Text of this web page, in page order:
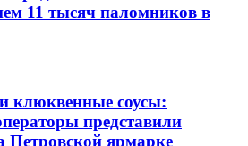
11 тысяч паломников в
клюквенные соусы:
представили
Петровской ярмарке